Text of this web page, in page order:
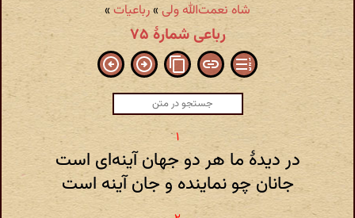
شاه نعمت‌الله ولی »رباعیات»
رباعی شمارهٔ ۷۵
در دیدهٔ ما هر دو جهان آینه‌ای است
جانان چو نماینده و جان آینه است